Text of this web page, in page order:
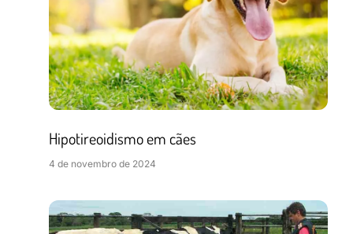
Hipotireoidismo em cães
4 de novembro de 2024